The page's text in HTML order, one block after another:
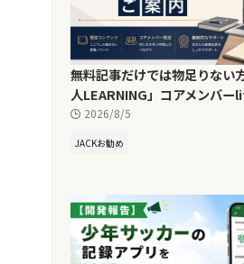
無料記事だけでは物足りない
人LEARNING」コアメンバー
2026/8/5
JACKお勧め